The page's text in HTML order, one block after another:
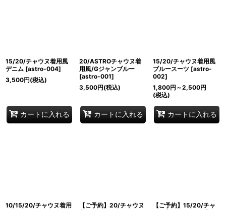
15/20/チャウヌ着用風
デニム [astro-004]
3,500円(税込)
カートに入れる
20/ASTROチャウヌ着
用風/Gジャンブルー
[astro-001]
3,500円(税込)
カートに入れる
15/20/チャウヌ着用風
ブルースーツ [astro-
002]
1,800円 ～2,500円
(税込)
カートに入れる
10/15/20/チャウヌ着用
【ご予約】20/チャウヌ
【ご予約】15/20/チャ